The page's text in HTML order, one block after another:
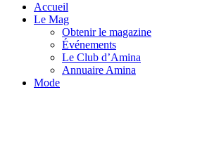
Accueil
Le Mag
Obtenir le magazine
Événements
Le Club d’Amina
Annuaire Amina
Mode